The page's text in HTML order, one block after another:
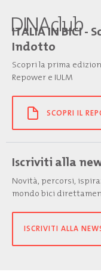
ITALIA IN BICI
Indotto
Scopri la prima
Repower e IULM
SCOPRI IL
Iscriviti alla
Novità, percorsi,
mondo bici
ISCRIVITI ALLA